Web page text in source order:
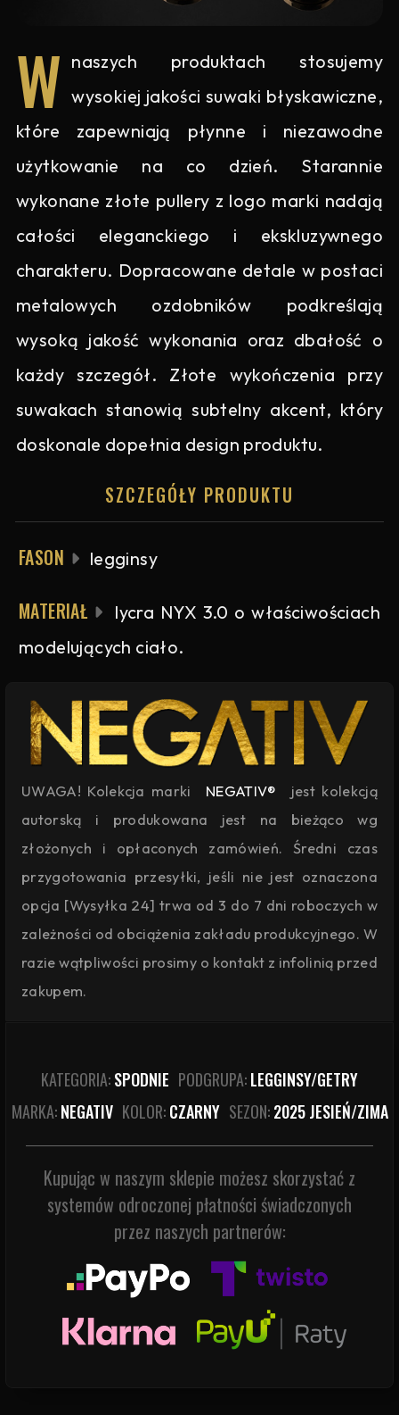
W naszych produktach stosujemy
wysokiej jakości suwaki błyskawiczne,
które zapewniają płynne i niezawodne
użytkowanie na co dzień. Starannie
wykonane złote pullery z logo marki nadają
całości eleganckiego i ekskluzywnego
charakteru. Dopracowane detale w postaci
metalowych ozdobników podkreślają
wysoką jakość wykonania oraz dbałość o
każdy szczegół. Złote wykończenia przy
suwakach stanowią subtelny akcent, który
doskonale dopełnia design produktu.
SZCZEGÓŁY PRODUKTU
FASON legginsy
MATERIAŁ
lycra NYX 3.0 o właściwościach
modelujących ciało.
UWAGA! Kolekcja marki NEGATIV®
jest kolekcją
autorską i produkowana jest na bieżąco wg
złożonych i opłaconych zamówień. Średni czas
przygotowania przesyłki, jeśli nie jest oznaczona
opcja [Wysyłka 24] trwa od 3 do 7 dni roboczych w
zależności od obciążenia zakładu produkcyjnego. W
razie wątpliwości prosimy o kontakt z infolinią przed
zakupem.
KATEGORIA:SPODNIE PODGRUPA:LEGGINSY/GETRY
MARKA:NEGATIV KOLOR:CZARNY SEZON:2025 JESIEŃ/ZIMA
Kupując w naszym sklepie możesz skorzystać z
systemów odroczonej płatności świadczonych
przez naszych partnerów: